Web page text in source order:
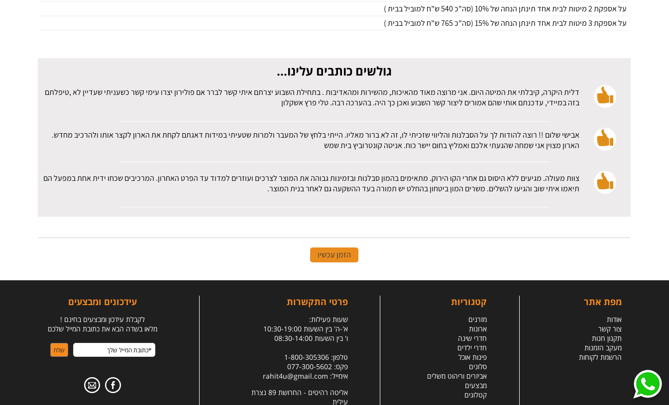
על אספקת 2 מיטות לבית אחד תינתן הנחה של 10% (סה”כ 540 ש”ח למוביל בבית )
על אספקת 3 מיטות לבית אחד תינתן הנחה של 15% (סה”כ 765 ש”ח למוביל בבית )
גולשים כותבים עלינו...
דלית היקרה, קיבלתי את המיטה היום. אני מרוצה מאוד מהאיכות, מהשירות ומהאדיבות . בתחילת השבוע יצרתם איתי קשר לברר אם פולירון יצרו עימי קשר כשעניתי שעדיין לא ,טיפלתם
בזה במיידי, עדכנתם אותי שהם אמורים ליצור קשר השבוע ואכן כך היה. בהערכה רבה. טלי פרץ אשקלון
אבישי שלום !! רוצה להודות לך על הסבלנות והליווי שזכיתי לו, זה לא ברור מאליו. הייתי בלחץ של המעבר ולמרות שטעיתי במידות דאגתם לקחת את הארון לקצר אותו ולהרכיב מחדש.
הארון מצוין אני שמחה שהגעתי אלכם ואמליץ בחום יישר כוח. אניטה קונטרוביץ בית שמש
צוות מעולה. מגיעים ללא היסוס גם אחרי הקו הירוק. מתאימים בהמון סבלנות ובזמינות גבוהה את המוצר לצרכים ועוזרים למדוד עד הפרט האחרון. המרכיבים שכחו ידית אחת במפעל הם
תיאמו איתי שוב והגיעו להשלים. משרים המון ביטחון בהחלט יש תמורה בעד ההשקעה גם לאחר בנית המוצר.
הזמן עכשיו
מפת אתר
אודות
צור קשר
תקנון חנות
מעקב הזמנות
הרשמת לקוחות
קטגוריות
מזרנים
ארונות
חדרי שינה
חדרי ילדים
פינות אוכל
סלונים
אביזרים וריהוט משלים
מבצעים
קטלוגים
פרטי התקשרות
שעות פעילות:
א'-ה' בין השעות 10:30-19:00
ו' בין השעות 08:30-14:00
טלפון: 1-800-305306
פקס: 077-300-5602
אימייל: rahit4u@gmail.com
אליטה רהיטים - החרושת 89 נצרת
עילית
עידכונים ומבצעים
לקבלת עידכון ומבצעים בחינם !
מלאו בשדה הבא את כתובת המייל שלכם